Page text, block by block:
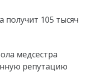
получит 105 тысяч
медсестра
репутацию